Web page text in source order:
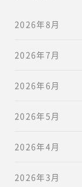
2026年8月
2026年7月
2026年6月
2026年5月
2026年4月
2026年3月